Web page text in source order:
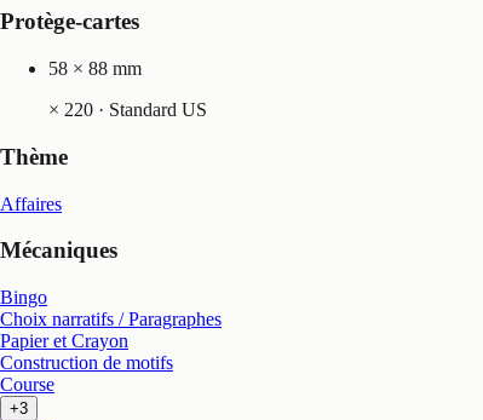
Protège-cartes
58 × 88 mm
× 220 · Standard US
Thème
Affaires
Mécaniques
Bingo
Choix narratifs / Paragraphes
Papier et Crayon
Construction de motifs
Course
+3